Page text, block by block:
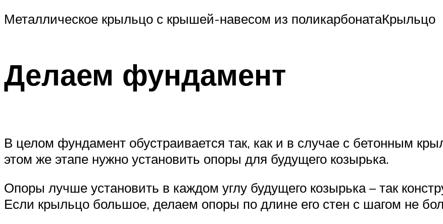
Металлическое крыльцо с крышей-навесом из поликарбонатаКрыльцо
Делаем фундамент
В целом фундамент обустраивается так, как и в случае с бетонным
этом же этапе нужно установить опоры для будущего козырька.
Опоры лучше установить в каждом углу будущего козырька – так
Если крыльцо большое, делаем опоры по длине его стен с шагом не